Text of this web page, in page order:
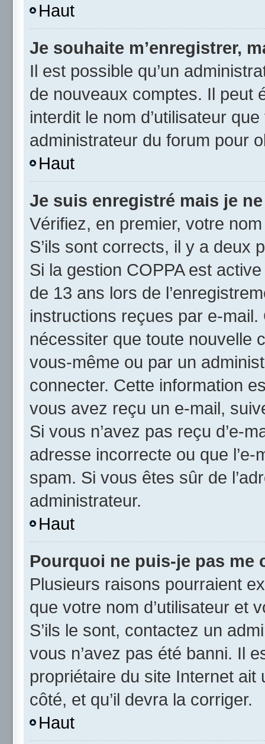
Haut
Je souhaite m’enregistrer,
Il est possible qu’un
de nouveaux comptes. Il peut
interdit le nom d’utilisateur
administrateur du forum pour
Haut
Je suis enregistré mais je
Vérifiez, en premier, votre
S’ils sont corrects, il y a deux
Si la gestion COPPA est
de 13 ans lors de
instructions reçues par e-
nécessiter que toute nouvelle
vous-même ou par un
connecter. Cette information
vous avez reçu un e-mail,
Si vous n’avez pas reçu d’e-
adresse incorrecte ou que
spam. Si vous êtes sûr de
administrateur.
Haut
Pourquoi ne puis-je pas me
Plusieurs raisons pourraient
que votre nom d’utilisateur et
S’ils le sont, contactez un
vous n’avez pas été banni. Il
propriétaire du site Internet
côté, et qu’il devra la corriger.
Haut